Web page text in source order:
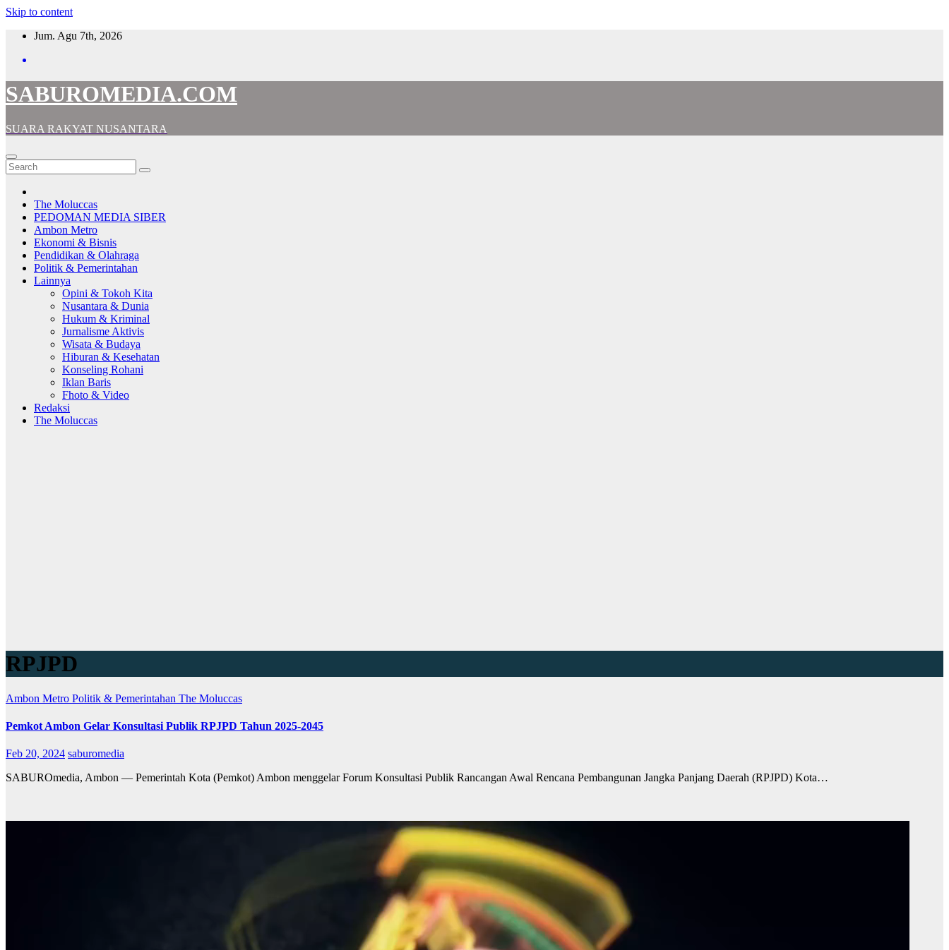
Skip to content
Jum. Agu 7th, 2026
SABUROMEDIA.COM
SUARA RAKYAT NUSANTARA
The Moluccas
PEDOMAN MEDIA SIBER
Ambon Metro
Ekonomi & Bisnis
Pendidikan & Olahraga
Politik & Pemerintahan
Lainnya
Opini & Tokoh Kita
Nusantara & Dunia
Hukum & Kriminal
Jurnalisme Aktivis
Wisata & Budaya
Hiburan & Kesehatan
Konseling Rohani
Iklan Baris
Fhoto & Video
Redaksi
The Moluccas
RPJPD
Ambon Metro Politik & Pemerintahan The Moluccas
Pemkot Ambon Gelar Konsultasi Publik RPJPD Tahun 2025-2045
Feb 20, 2024 saburomedia
SABUROmedia, Ambon — Pemerintah Kota (Pemkot) Ambon menggelar Forum Konsultasi Publik Rancangan Awal Rencana Pembangunan Jangka Panjang Daerah (RPJPD) Kota…